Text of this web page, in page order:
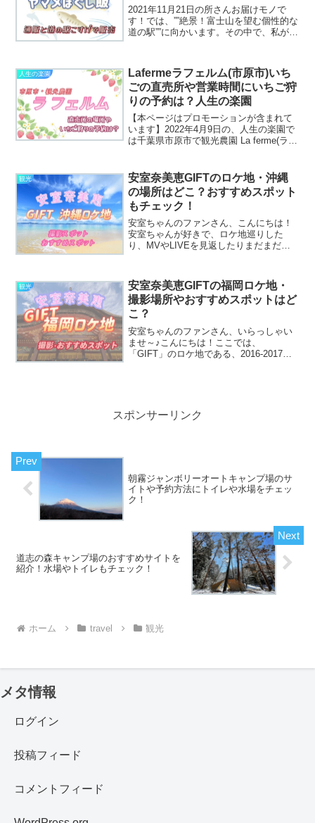
2021年11月21日の所さんお届けモノで
す！では、””絶景！富士山を望む個性的な
道の駅””に向かいます。その中で、私が注
込みご飯の素が、なんだか美味しいとし
か思えない...
人生の楽園
Lafermeラフェルム(市原市)いち
ごの直売所や営業時間にいちご狩
りの予約は？人生の楽園
【本ページはプロモーションが含まれて
います】2022年4月9日の、人生の楽園で
は千葉県市原市で観光農園 La ferme(ラフ
イチゴや野菜を育てているんですね！い
ちご...
観光
安室奈美恵GIFTのロケ地・沖縄
の場所はどこ？おすすめスポット
もチェック！
安室ちゃんのファンさん、こんにちは！
安室ちゃんが好きで、ロケ地巡りした
り、MVやLIVEを見返したりまだまだ安
安室ちゃんが2016-2017に行ったライブツ
アーの裏で訪...
観光
安室奈美恵GIFTの福岡ロケ地・
撮影場所やおすすめスポットはど
こ？
安室ちゃんのファンさん、いらっしゃい
ませ～♪こんにちは！ここでは、
「GIFT」のロケ地である、2016-2017の
スポンサーリンク
朝霧ジャンボリーオートキャンプ場のサ
イトや予約方法にトイレや水場をチェッ
ク！
道志の森キャンプ場のおすすめサイトを
紹介！水場やトイレもチェック！
ホーム travel 観光
メタ情報
ログイン
投稿フィード
コメントフィード